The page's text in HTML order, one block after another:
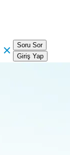
Soru Sor
Giriş Yap